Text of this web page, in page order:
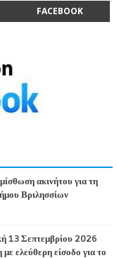
FACEBOOK
ακινήτου για τη
Βριλησσίων
13 Σεπτεμβρίου 2026
ελεύθερη είσοδο για το